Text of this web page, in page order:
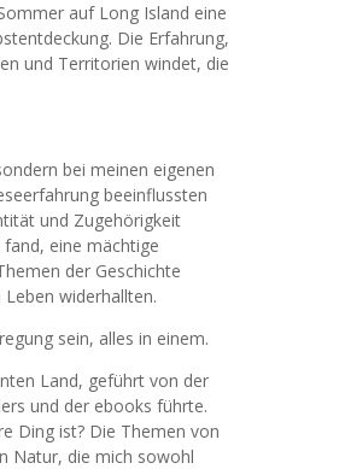
auf Long Island eine
Die Erfahrung,
und Territorien windet, die
bei meinen eigenen
beeinflussten
und Zugehörigkeit
eine mächtige
der Geschichte
widerhallten.
sein, alles in einem.
Land, geführt von der
und der ebooks führte.
Ding ist? Die Themen von
Natur, die mich sowohl